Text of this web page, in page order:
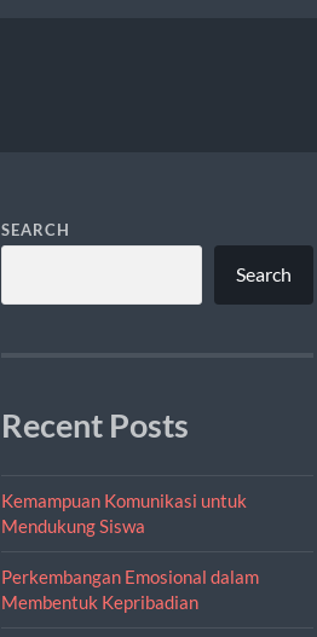
SEARCH
Search
Recent Posts
Kemampuan Komunikasi untuk
Mendukung Siswa
Perkembangan Emosional dalam
Membentuk Kepribadian